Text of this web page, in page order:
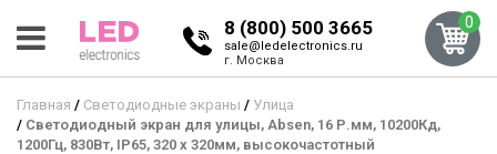
8 (800) 500 3665
sale@ledelectronics.ru
г. Москва
0
Главная Светодиодные экраны
Улица
Светодиодный экран для улицы, Absen, 16 Р.мм, 10200Кд,
1200Гц, 830Вт, IP65, 320 x 320мм, высокочастотный